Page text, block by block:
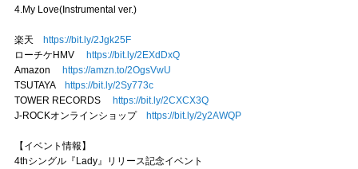
4.My Love(Instrumental ver.)
楽天 https://bit.ly/2Jgk25F
ローチケHMV
https://bit.ly/2EXdDxQ
Amazon https://amzn.to/2OgsVwU
TSUTAYA https://bit.ly/2Sy773c
TOWER RECORDS https://bit.ly/2CXCX3Q
J-ROCKオンラインショップ https://bit.ly/2y2AWQP
【イベント情報】
4thシングル『Lady』リリース記念イベント